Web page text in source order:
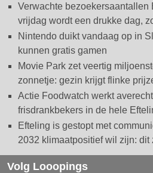
Verwachte bezoekersaantallen
vrijdag wordt een drukke dag,
Nintendo duikt vandaag op in
kunnen gratis gamen
Movie Park zet veertig
zonnetje: gezin krijgt flinke
Actie Foodwatch werkt
frisdrankbekers in de hele
Efteling is gestopt met
2032 klimaatpositief wil zijn: dit
Volg Looopings